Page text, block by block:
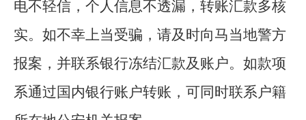
电不轻信，个人信息不透漏，转账汇款多核
实。如不幸上当受骗，请及时向马当地警方
报案，并联系银行冻结汇款及账户。如款项
系通过国内银行账户转账，可同时联系户籍